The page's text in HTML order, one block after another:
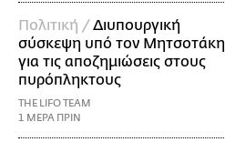
Πολιτική / Διυπουργική
σύσκεψη υπό τον Μητσοτάκη
για τις αποζημιώσεις στους
πυρόπληκτους
THE LIFO TEAM
1 ΜΕΡΑ ΠΡΙΝ